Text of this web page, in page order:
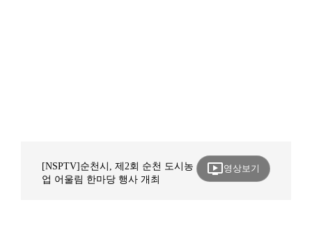
[NSPTV]순천시, 제2회 순천 도시농
업 어울림 한마당 행사 개최
ondemand_video영상보기